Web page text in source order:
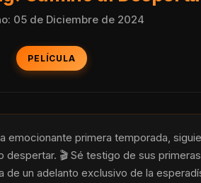
05 de Diciembre de 2024
PELÍCULA
emocionante primera temporada,
🎬 Sé testigo de sus
un adelanto exclusivo de la